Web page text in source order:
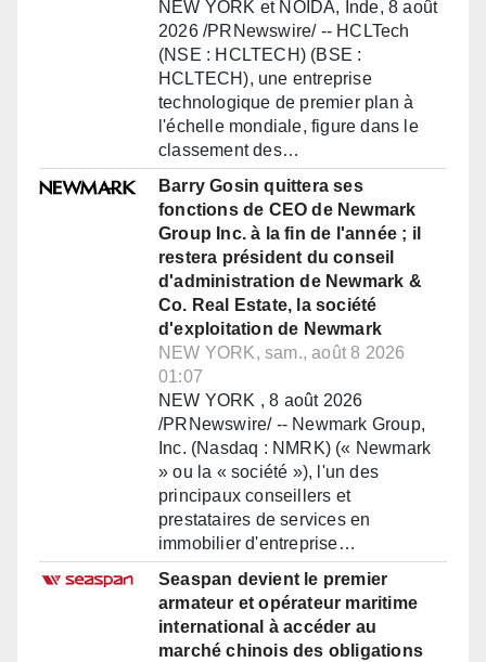
NEW YORK et NOIDA, Inde, 8 août
2026 /PRNewswire/ -- HCLTech
(NSE : HCLTECH) (BSE :
HCLTECH), une entreprise
technologique de premier plan à
l'échelle mondiale, figure dans le
classement des…
Barry Gosin quittera ses
fonctions de CEO de Newmark
Group Inc. à la fin de l'année ; il
restera président du conseil
d'administration de Newmark &
Co. Real Estate, la société
d'exploitation de Newmark
NEW YORK, sam., août 8 2026
01:07
NEW YORK , 8 août 2026
/PRNewswire/ -- Newmark Group,
Inc. (Nasdaq : NMRK) (« Newmark
» ou la « société »), l'un des
principaux conseillers et
prestataires de services en
immobilier d'entreprise…
Seaspan devient le premier
armateur et opérateur maritime
international à accéder au
marché chinois des obligations